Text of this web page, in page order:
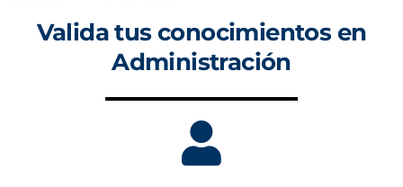
Valida tus conocimientos en
Administración